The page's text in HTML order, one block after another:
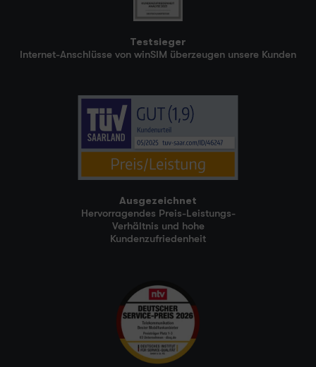
Testsieger
Internet-Anschlüsse von winSIM überzeugen unsere Kunden
Ausgezeichnet
Hervorragendes Preis-Leistungs-
Verhältnis und hohe
Kundenzufriedenheit